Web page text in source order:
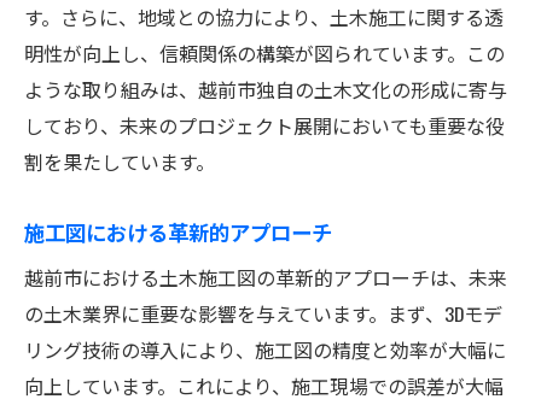
す。さらに、地域との協力により、土木施工に関する透
明性が向上し、信頼関係の構築が図られています。この
ような取り組みは、越前市独自の土木文化の形成に寄与
しており、未来のプロジェクト展開においても重要な役
割を果たしています。
施工図における革新的アプローチ
越前市における土木施工図の革新的アプローチは、未来
の土木業界に重要な影響を与えています。まず、3Dモデ
リング技術の導入により、施工図の精度と効率が大幅に
向上しています。これにより、施工現場での誤差が大幅